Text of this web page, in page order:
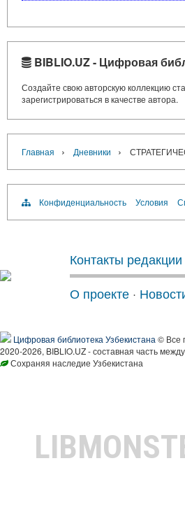
BIBLIO.UZ - Цифровая
Создайте свою авторскую коллекцию
зарегистрироваться в качестве автора.
Главная › Дневники ›
Конфиденциальность Условия
Контакты редакции
О проекте ·
Цифровая библиотека Узбекистана © Все
2020-2026, BIBLIO.UZ - составная часть
Сохраняя наследие Узбекистана